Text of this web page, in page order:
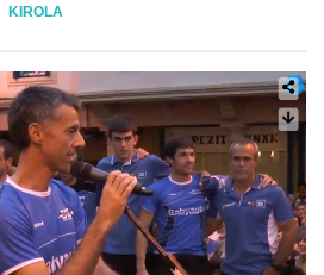
KIROLA